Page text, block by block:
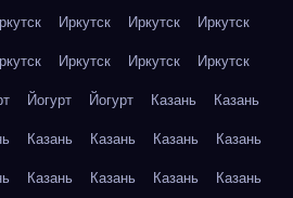
Иркутск Иркутск
Иркутск
Иркутск Иркутск
Иркутск
Йогурт Йогурт Казань
Казань
Казань Казань Казань
Казань
Казань Казань Казань
Казань